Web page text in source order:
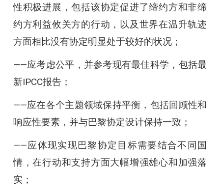
性积极进展，包括该协定促进了缔约方和非缔
约方利益攸关方的行动，以及世界在温升轨迹
方面相比没有协定明显处于较好的状况；
——应考虑公平，并参考现有最佳科学，包括最
新IPCC报告；
——应在各个主题领域保持平衡，包括回顾性和
响应性要素，并与巴黎协定设计保持一致；
——应体现实现巴黎协定目标需要结合不同国
情，在行动和支持方面大幅增强雄心和加强落
实；